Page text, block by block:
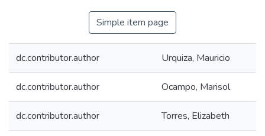
Simple item page
dc.contributor.author Urquiza, Mauricio
dc.contributor.author Ocampo, Marisol
dc.contributor.author Torres, Elizabeth